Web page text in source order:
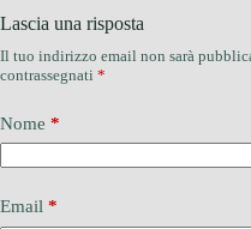
Lascia una risposta
Il tuo indirizzo email non sarà
contrassegnati *
Nome *
Email *